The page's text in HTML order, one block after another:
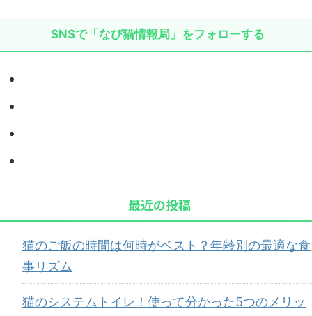
SNSで「なび猫情報局」をフォローする
最近の投稿
猫のご飯の時間は何時がベスト？年齢別の最適な食
事リズム
猫のシステムトイレ！使って分かった5つのメリッ